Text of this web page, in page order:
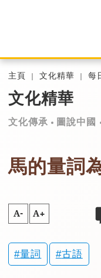
主頁 文化精華 每
文化精華
文化傳承 圖說中國
馬的量詞
A- A+
量詞 古語